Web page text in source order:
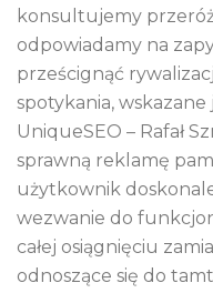
konsultujemy
odpowiadamy na
prześcignąć
spotykania,
UniqueSEO – Rafał
sprawną reklamę
użytkownik
wezwanie do
całej osiągnięciu
odnoszące się do